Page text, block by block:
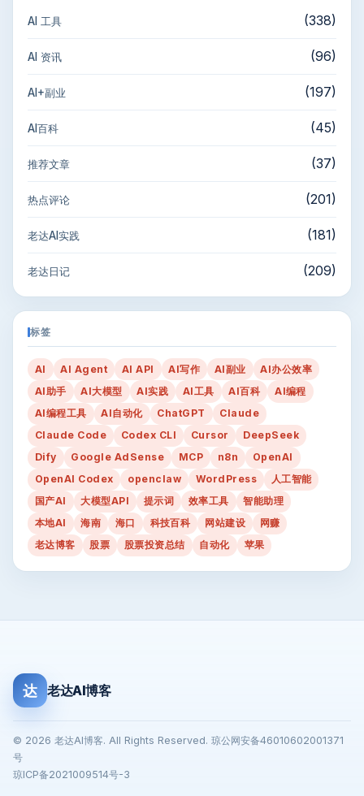
AI 工具 (338)
AI 资讯 (96)
AI+副业 (197)
AI百科 (45)
推荐文章 (37)
热点评论 (201)
老达AI实践 (181)
老达日记 (209)
标签
AI AI Agent AI API AI写作 AI副业
AI办公效率
AI助手
AI大模型 AI实践 AI工具 AI百科
AI编程
AI编程工具
AI自动化 ChatGPT
Claude
Claude Code
Codex CLI Cursor
DeepSeek
Dify
Google AdSense MCP n8n
OpenAI
OpenAI Codex
openclaw WordPress
人工智能
国产AI
大模型API 提示词 效率工具
智能助理
本地AI
海南 海口 科技百科 网站建设
网赚
老达博客
股票 股票投资总结 自动化 苹果
达 老达AI博客
© 2026 老达AI博客. All Rights Reserved. 琼公网安备46010602001371
号
琼ICP备2021009514号-3